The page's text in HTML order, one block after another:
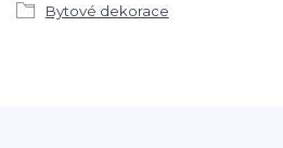
Bytové dekorace